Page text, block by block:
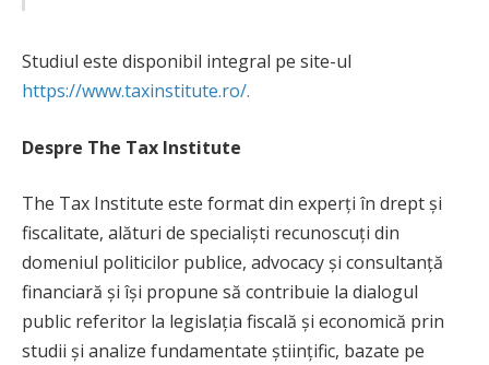
Studiul este disponibil integral pe site-ul
https://www.taxinstitute.ro/.
Despre The Tax Institute
The Tax Institute este format din experți în drept şi
fiscalitate, alături de specialiști recunoscuți din
domeniul politicilor publice, advocacy şi consultanță
financiară și își propune să contribuie la dialogul
public referitor la legislația fiscală și economică prin
studii și analize fundamentate științific, bazate pe